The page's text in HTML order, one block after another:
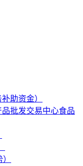
助资金）
批发交易中心食品